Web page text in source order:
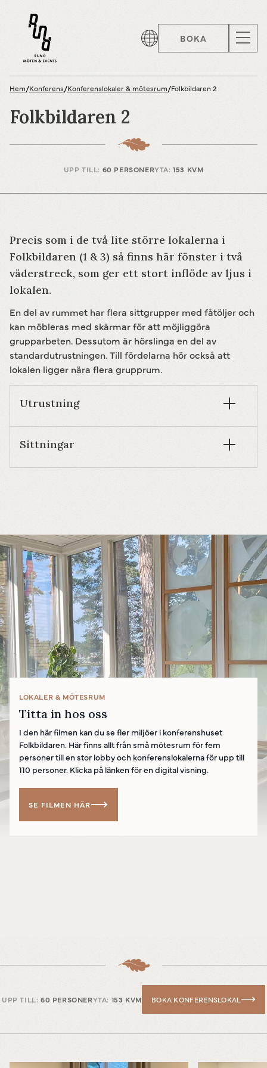
BOKA
Hem/Konferens/Konferenslokaler & mötesrum/Folkbildaren 2
Folkbildaren 2
UPP TILL: 60 PERSONERYTA:153 KVM
Precis som i de två lite större lokalerna i
Folkbildaren (1 & 3) så finns här fönster i två
väderstreck, som ger ett stort inflöde av ljus i
lokalen.
En del av rummet har flera sittgrupper med fåtöljer och
kan möbleras med skärmar för att möjliggöra
grupparbeten. Dessutom är hörslinga en del av
standardutrustningen. Till fördelarna hör också att
lokalen ligger nära flera grupprum.
Utrustning
Sittningar
LOKALER & MÖTESRUM
Titta in hos oss
I den här filmen kan du se fler miljöer i konferenshuset
Folkbildaren. Här finns allt från små mötesrum för fem
personer till en stor lobby och konferenslokalerna för upp till
110 personer. Klicka på länken för en digital visning.
SE FILMEN HÄR
UPP TILL: 60 PERSONERYTA: 153 KVM BOKA KONFERENSLOKAL